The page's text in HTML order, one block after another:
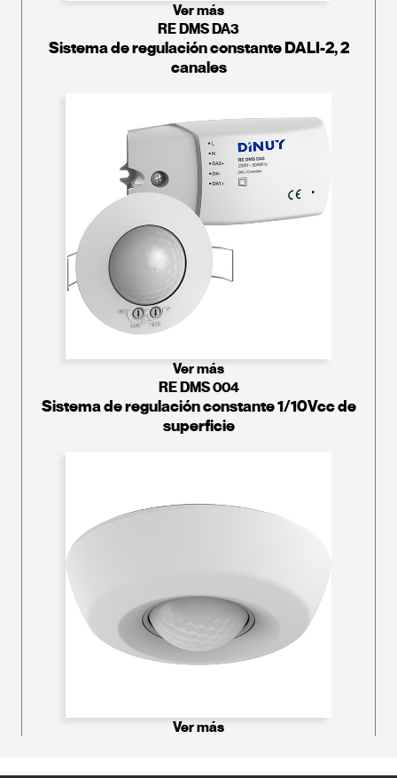
Ver más
RE DMS DA3
Sistema de regulación constante DALI-2, 2
canales
Ver más
RE DMS 004
Sistema de regulación constante 1/10Vcc de
superficie
Ver más